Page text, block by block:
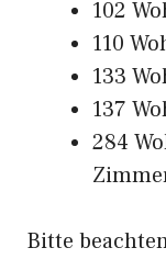
102
110
133
137
284
Bitte